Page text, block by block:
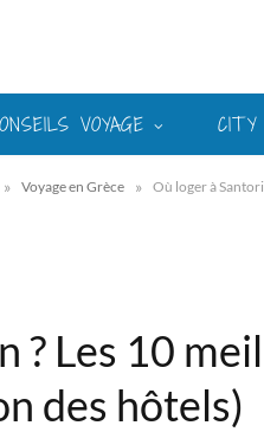
VOYAGE CITY
» Voyage en Grèce » Où loger à
? Les 10
des hôtels)